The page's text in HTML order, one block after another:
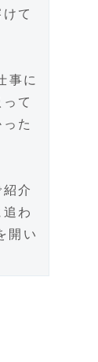
て
事に
て
た
介
わ
開い